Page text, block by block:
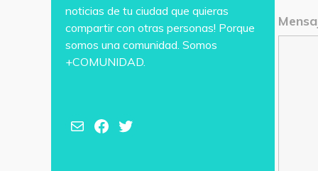
noticias de tu ciudad que quieras
compartir con otras personas! Porque
somos una comunidad. Somos
+COMUNIDAD.
Correo electrónico Facebook Twitter